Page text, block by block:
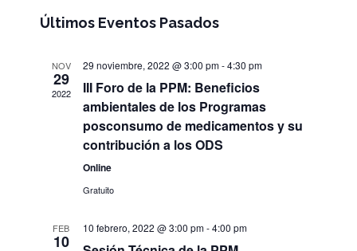
Eventos
Últimos Eventos Pasados
NOV
29
2022
29 noviembre, 2022 @ 3:00 pm-4:30 pm
III Foro de la PPM: Beneficios
ambientales de los Programas
posconsumo de medicamentos y su
contribución a los ODS
Online
Gratuito
FEB
10
10 febrero, 2022 @ 3:00 pm-4:00 pm